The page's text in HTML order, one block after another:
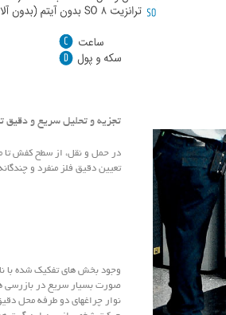
تجزیه و تحلیل سریع و دقیق
در حمل و نقل، از سطح کفش تا
تعیین دقیق فلز منفرد و
وجود بخش های تفکیک شده با
صورت بسیار سریع در بازرسی
نوار چراغهای دو طرفه محل